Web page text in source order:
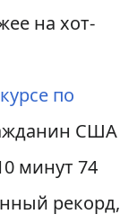
на хот-
по
США
минут 74
рекорд,